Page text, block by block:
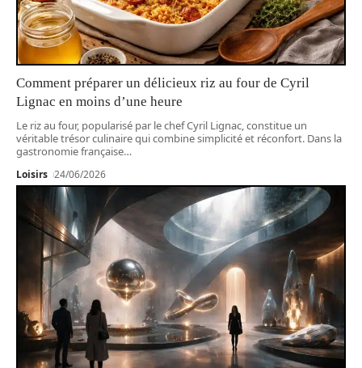
Comment préparer un délicieux riz au four de Cyril
Lignac en moins d’une heure
Le riz au four, popularisé par le chef Cyril Lignac, constitue un
véritable trésor culinaire qui combine simplicité et réconfort. Dans la
gastronomie française…
Loisirs 24/06/2026